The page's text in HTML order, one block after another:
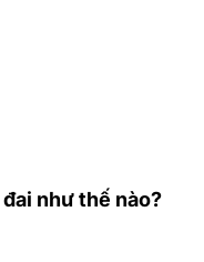
như thế nào?